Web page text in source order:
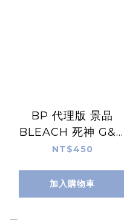
BP 代理版 景品
BLEACH 死神 G&G
涅音夢
NT$450
加入購物車